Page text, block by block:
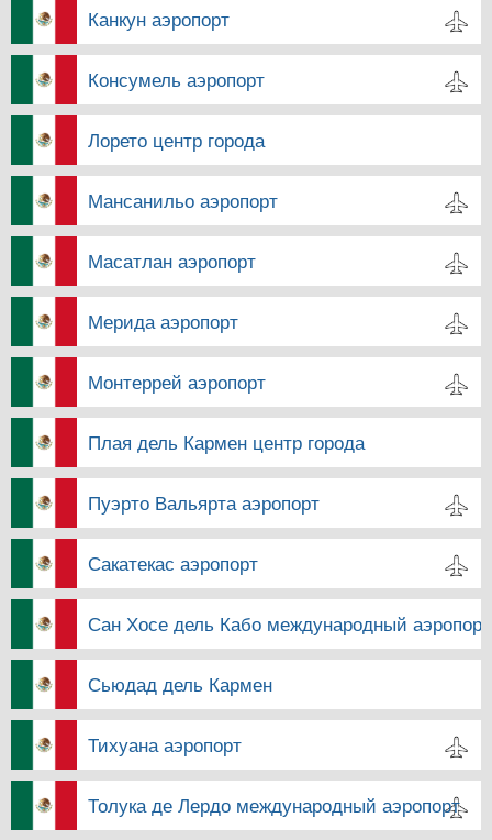
Канкун аэропорт
Консумель аэропорт
Лорето центр города
Мансанильо аэропорт
Масатлан аэропорт
Мерида аэропорт
Монтеррей аэропорт
Плая дель Кармен центр города
Пуэрто Вальярта аэропорт
Сакатекас аэропорт
Сан Хосе дель Кабо международный аэропорт
Сьюдад дель Кармен
Тихуана аэропорт
Толука де Лердо международный аэропорт